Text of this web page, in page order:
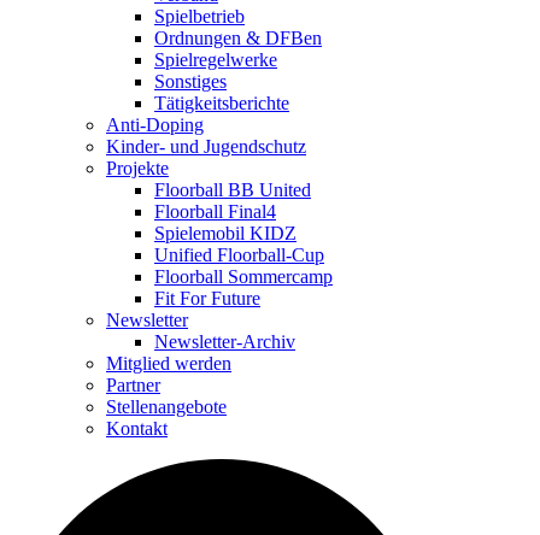
Spielbetrieb
Ordnungen & DFBen
Spielregelwerke
Sonstiges
Tätigkeitsberichte
Anti-Doping
Kinder- und Jugendschutz
Projekte
Floorball BB United
Floorball Final4
Spielemobil KIDZ
Unified Floorball-Cup
Floorball Sommercamp
Fit For Future
Newsletter
Newsletter-Archiv
Mitglied werden
Partner
Stellenangebote
Kontakt